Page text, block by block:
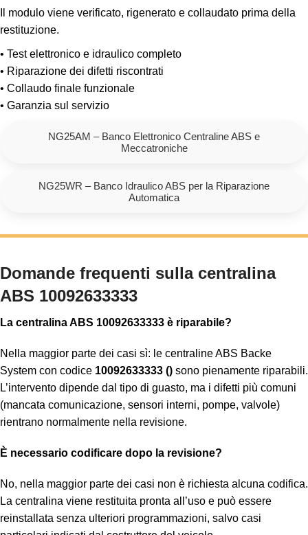
Il modulo viene verificato, rigenerato e collaudato prima della
restituzione.
• Test elettronico e idraulico completo
• Riparazione dei difetti riscontrati
• Collaudo finale funzionale
• Garanzia sul servizio
NG25AM – Banco Elettronico Centraline ABS e
Meccatroniche
NG25WR – Banco Idraulico ABS per la Riparazione
Automatica
Domande frequenti sulla centralina
ABS 10092633333
La centralina ABS 10092633333 è riparabile?
Nella maggior parte dei casi sì: le centraline ABS Backe
System con codice 10092633333 () sono pienamente riparabili.
L’intervento dipende dal tipo di guasto, ma i difetti più comuni
(mancata comunicazione, sensori interni, pompe, valvole)
rientrano normalmente nella revisione.
È necessario codificare dopo la revisione?
No, nella maggior parte dei casi non è richiesta alcuna codifica.
La centralina viene restituita pronta all’uso e può essere
reinstallata senza ulteriori programmazioni, salvo casi